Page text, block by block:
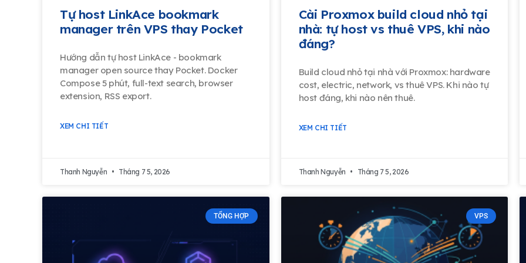
Tự host LinkAce bookmark
manager trên VPS thay Pocket
Hướng dẫn tự host LinkAce - bookmark
manager open source thay Pocket. Docker
Compose 5 phút, full-text search, browser
extension, RSS export.
XEM CHI TIẾT
Thanh Nguyễn Tháng 7 5, 2026
Cài Proxmox build cloud nhỏ tại
nhà: tự host vs thuê VPS, khi nào
đáng?
Build cloud nhỏ tại nhà với Proxmox: hardware
cost, electric, network, vs thuê VPS. Khi nào tự
host đáng, khi nào nên thuê.
XEM CHI TIẾT
Thanh Nguyễn Tháng 7 5, 2026
TỔNG HỢP VPS